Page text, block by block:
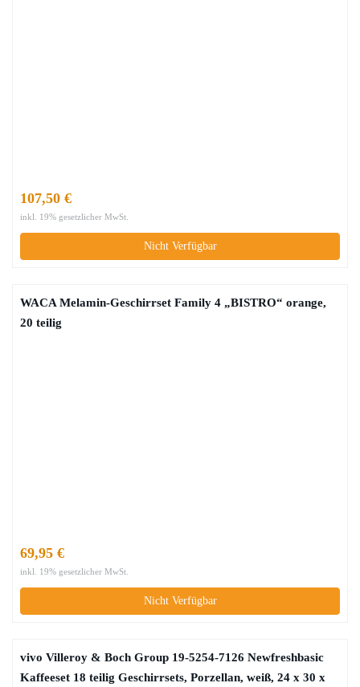
107,50 €
inkl. 19% gesetzlicher MwSt.
Nicht Verfügbar
WACA Melamin-Geschirrset Family 4 „BISTRO“ orange,
20 teilig
69,95 €
inkl. 19% gesetzlicher MwSt.
Nicht Verfügbar
vivo Villeroy & Boch Group 19-5254-7126 Newfreshbasic
Kaffeeset 18 teilig Geschirrsets, Porzellan, weiß, 24 x 30 x